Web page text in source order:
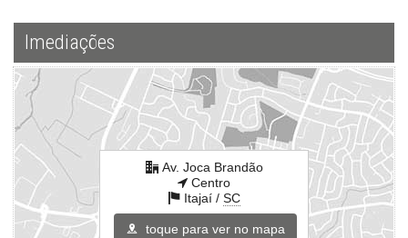
Imediações
Av. Joca Brandão
Centro
Itajaí / SC
toque para ver no mapa